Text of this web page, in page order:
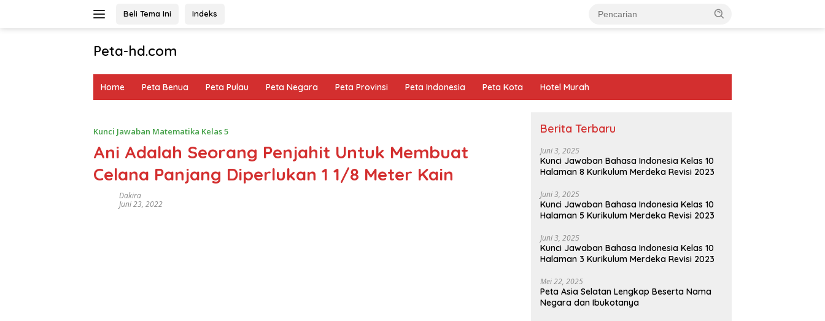
Beli Tema Ini Indeks
Peta-hd.com
Gambar
Home Peta Benua Peta Pulau Peta Negara Peta Provinsi Peta Indonesia Peta Kota Hotel Murah
Kunci Jawaban Matematika Kelas 5
Ani Adalah Seorang Penjahit Untuk Membuat
Celana Panjang Diperlukan 1 1/8 Meter Kain
Dakira
Juni 23, 2022
Berita Terbaru
Juni 3, 2025
Kunci Jawaban Bahasa Indonesia Kelas 10
Halaman 8 Kurikulum Merdeka Revisi 2023
Juni 3, 2025
Kunci Jawaban Bahasa Indonesia Kelas 10
Halaman 5 Kurikulum Merdeka Revisi 2023
Juni 3, 2025
Kunci Jawaban Bahasa Indonesia Kelas 10
Halaman 3 Kurikulum Merdeka Revisi 2023
Mei 22, 2025
Peta Asia Selatan Lengkap Beserta Nama
Negara dan Ibukotanya